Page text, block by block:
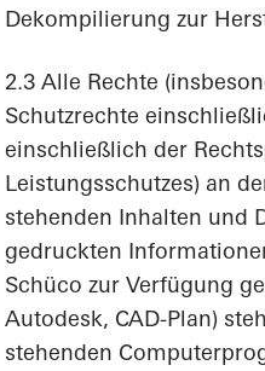
Dekompilierung zur
2.3 Alle Rechte
Schutzrechte
einschließlich der
Leistungsschutzes) an
stehenden Inhalten und
gedruckten
Schüco zur Verfügung
Autodesk, CAD-Plan)
stehenden